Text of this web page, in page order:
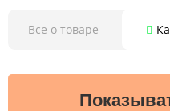
Все о товаре